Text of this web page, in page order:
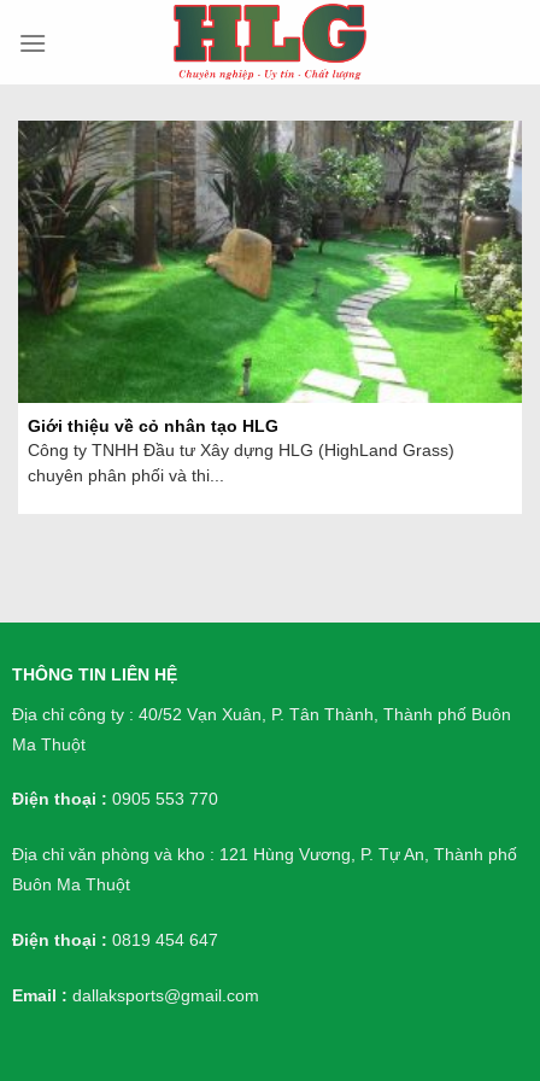
Giới thiệu về cỏ nhân tạo HLG
Công ty TNHH Đầu tư Xây dựng HLG (HighLand Grass)
chuyên phân phối và thi...
THÔNG TIN LIÊN HỆ
Địa chỉ công ty : 40/52 Vạn Xuân, P. Tân Thành, Thành phố Buôn
Ma Thuột
Điện thoại : 0905 553 770
Địa chỉ văn phòng và kho : 121 Hùng Vương, P. Tự An, Thành phố
Buôn Ma Thuột
Điện thoại : 0819 454 647
Email : dallaksports@gmail.com